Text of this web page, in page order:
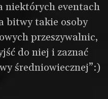
Rycerskie?
niektórych eventach
bitwy takie osoby
przeszywalnic,
do niej i zaznać
średniowiecznej”:)